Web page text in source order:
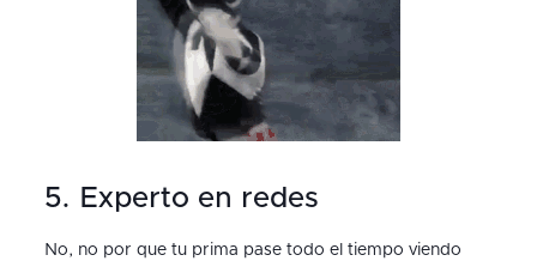
5. Experto en redes
No, no por que tu prima pase todo el tiempo viendo